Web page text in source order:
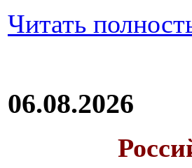
Читать
06.08.2026